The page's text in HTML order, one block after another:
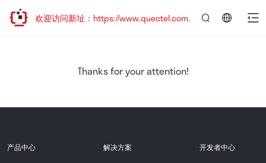
迁移，欢迎访问新址：https://www.quectel.com.cn
Thanks for your attention!
产品中心 解决方案 开发者中心